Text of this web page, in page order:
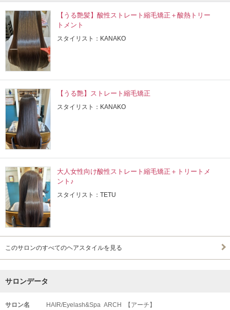
【うる艶髪】酸性ストレート縮毛矯正＋酸熱トリー
トメント
スタイリスト：KANAKO
【うる艶】ストレート縮毛矯正
スタイリスト：KANAKO
大人女性向け酸性ストレート縮毛矯正＋トリートメ
ント♪
スタイリスト：TETU
このサロンのすべてのヘアスタイルを見る
サロンデータ
サロン名
HAIR/Eyelash&Spa ARCH 【アーチ】